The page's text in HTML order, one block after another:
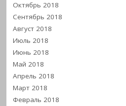
Октябрь 2018
Сентябрь 2018
Август 2018
Июль 2018
Июнь 2018
Май 2018
Апрель 2018
Март 2018
Февраль 2018